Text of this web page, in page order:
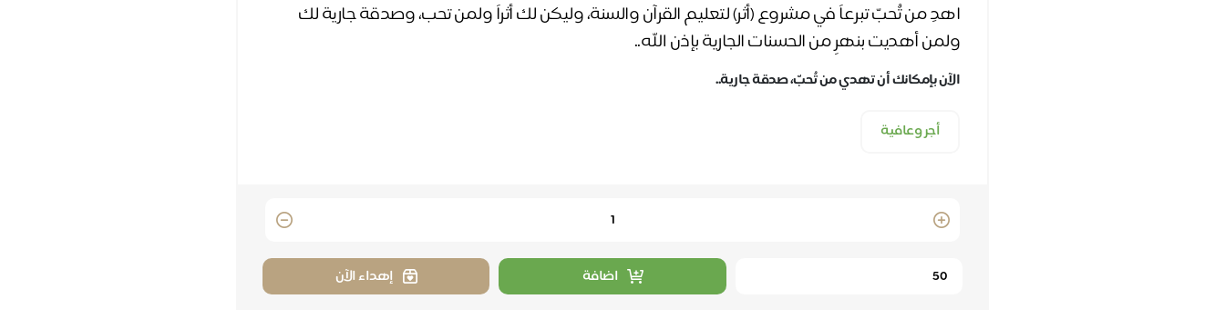
اهدِ من تُحبّ تبرعاً في مشروع (أثر) لتعليم القرآن والسنة، وليكن لك أثراً ولمن تحب، وصدقة جارية لك
ولمن أهديت بنهرٍ من الحسنات الجارية بإذن الله..
الآن بإمكانك أن تهدي من تُحبّ، صدقة جارية..
أجر وعافية
Quantity
اضافة إهداء الآن